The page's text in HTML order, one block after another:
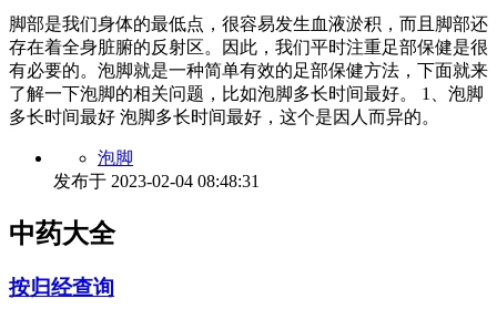
脚部是我们身体的最低点，很容易发生血液淤积，而且脚部还
存在着全身脏腑的反射区。因此，我们平时注重足部保健是很
有必要的。泡脚就是一种简单有效的足部保健方法，下面就来
了解一下泡脚的相关问题，比如泡脚多长时间最好。 1、泡脚
多长时间最好 泡脚多长时间最好，这个是因人而异的。
泡脚
发布于 2023-02-04 08:48:31
中药大全
按归经查询